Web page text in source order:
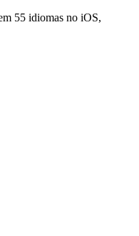
55 idiomas no iOS,